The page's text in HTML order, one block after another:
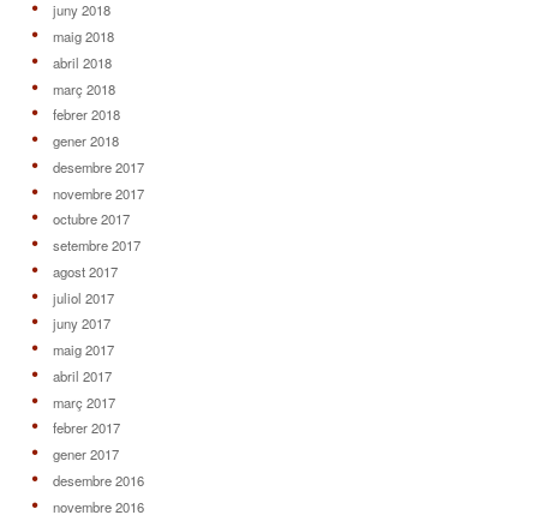
juny 2018
maig 2018
abril 2018
març 2018
febrer 2018
gener 2018
desembre 2017
novembre 2017
octubre 2017
setembre 2017
agost 2017
juliol 2017
juny 2017
maig 2017
abril 2017
març 2017
febrer 2017
gener 2017
desembre 2016
novembre 2016